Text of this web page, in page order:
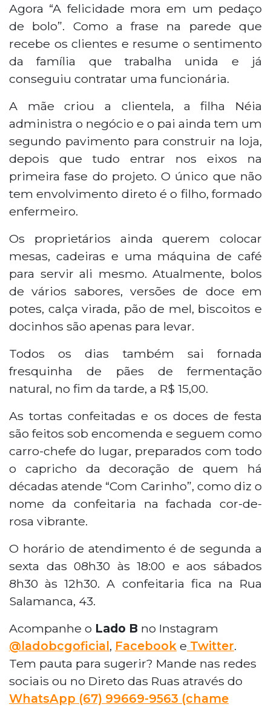
Agora “A felicidade mora em um pedaço
de bolo”. Como a frase na parede que
recebe os clientes e resume o sentimento
da família que trabalha unida e já
conseguiu contratar uma funcionária.
A mãe criou a clientela, a filha Néia
administra o negócio e o pai ainda tem um
segundo pavimento para construir na loja,
depois que tudo entrar nos eixos na
primeira fase do projeto. O único que não
tem envolvimento direto é o filho, formado
enfermeiro.
Os proprietários ainda querem colocar
mesas, cadeiras e uma máquina de café
para servir ali mesmo. Atualmente, bolos
de vários sabores, versões de doce em
potes, calça virada, pão de mel, biscoitos e
docinhos são apenas para levar.
Todos os dias também sai fornada
fresquinha de pães de fermentação
natural, no fim da tarde, a R$ 15,00.
As tortas confeitadas e os doces de festa
são feitos sob encomenda e seguem como
carro-chefe do lugar, preparados com todo
o capricho da decoração de quem há
décadas atende “Com Carinho”, como diz o
nome da confeitaria na fachada cor-de-
rosa vibrante.
O horário de atendimento é de segunda a
sexta das 08h30 às 18:00 e aos sábados
8h30 às 12h30. A confeitaria fica na Rua
Salamanca, 43.
Acompanhe o Lado B no Instagram
@ladobcgoficial, Facebook e Twitter.
Tem pauta para sugerir? Mande nas redes
sociais ou no Direto das Ruas através do
WhatsApp (67) 99669-9563 (chame